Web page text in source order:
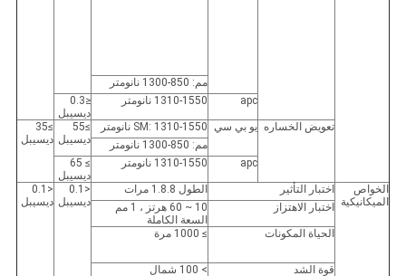
مم: 850-1300 نانومتر
apc
1310-1550 نانومتر
≤0.3
ديسيبل
تعويض الخساره يو بي سي SM: 1310-1550 نانومتر
≥55
ديسيبل
≥35
ديسيبل
مم: 850-1300 نانومتر
apc
1310-1550 نانومتر
≥ 65
ديسيبل
الخواص
الميكانيكية
اختبار التأثير الطول 1.8.8 مرات
<0.1
ديسيبل
<0.1
ديسيبل
اختبار الاهتزاز
10 ~ 60 هرتز ، 1 مم
السعة الكاملة
الحياة المكونات
≥ 1000 مرة
قوة الشد > 100 شمال